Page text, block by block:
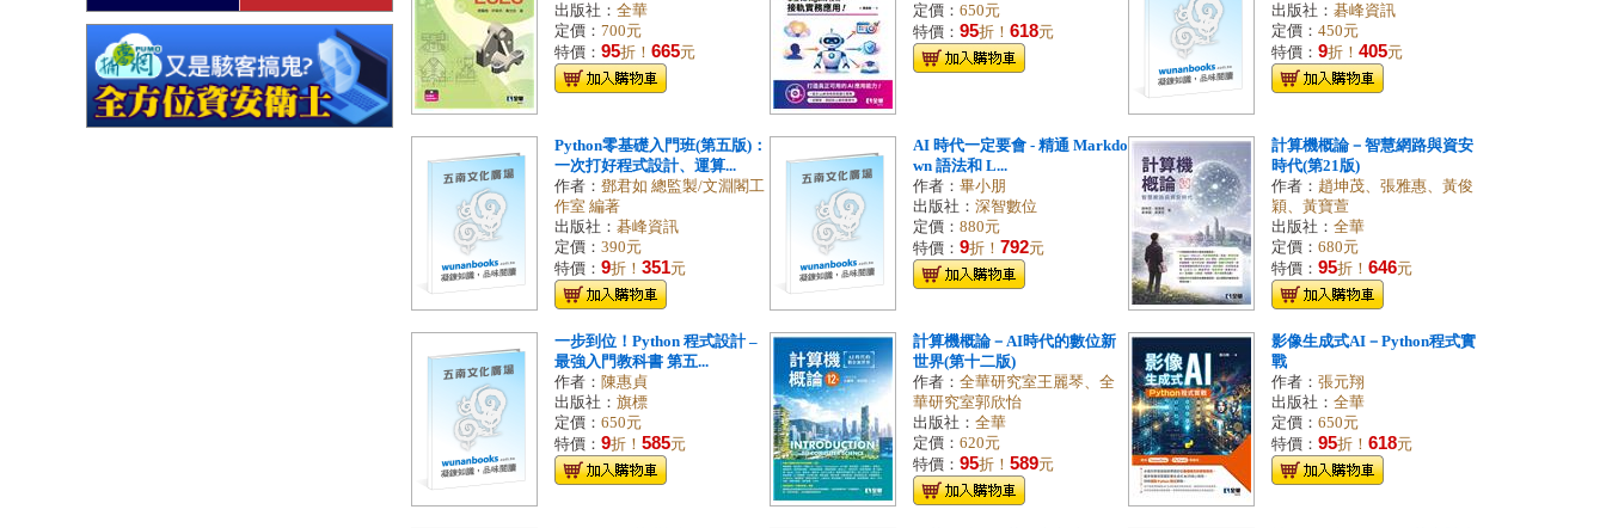
出版社： 全華
定價： 700元
特價： 95折！ 665元
定價： 650元
特價： 95折！ 618元
出版社： 碁峰資訊
定價： 450元
特價： 9折！ 405元
Python零基礎入門班(第五版)：
一次打好程式設計、運算...
作者： 鄧君如 總監製/文淵閣工
作室 編著
出版社： 碁峰資訊
定價： 390元
特價： 9折！ 351元
AI 時代一定要會 - 精通 Markdo
wn 語法和 L...
作者： 畢小朋
出版社： 深智數位
定價： 880元
特價： 9折！ 792元
計算機概論－智慧網路與資安
時代(第21版)
作者： 趙坤茂、張雅惠、黃俊
穎、黃寶萱
出版社： 全華
定價： 680元
特價： 95折！ 646元
一步到位！Python 程式設計 –
最強入門教科書 第五...
作者： 陳惠貞
出版社： 旗標
定價： 650元
特價： 9折！ 585元
計算機概論－AI時代的數位新
世界(第十二版)
作者： 全華研究室王麗琴、全
華研究室郭欣怡
出版社： 全華
定價： 620元
特價： 95折！ 589元
影像生成式AI－Python程式實
戰
作者： 張元翔
出版社： 全華
定價： 650元
特價： 95折！ 618元